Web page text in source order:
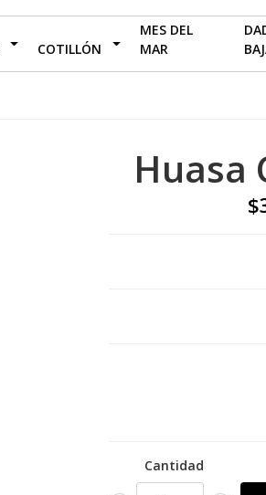
COTILLÓN
MES DEL
MAR
Huasa
Cantidad